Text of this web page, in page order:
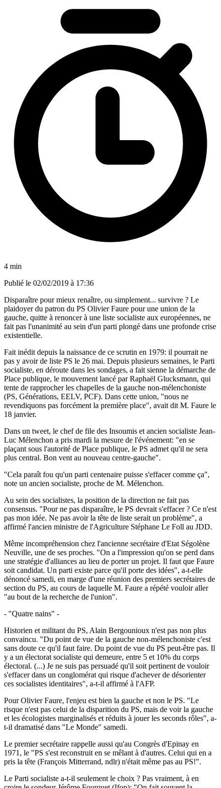
4 min
Publié le 02/02/2019 à 17:36
Disparaître pour mieux renaître, ou simplement... survivre ? Le
plaidoyer du patron du PS Olivier Faure pour une union de la
gauche, quitte à renoncer à une liste socialiste aux européennes, ne
fait pas l'unanimité au sein d'un parti plongé dans une profonde crise
existentielle.
Fait inédit depuis la naissance de ce scrutin en 1979: il pourrait ne
pas y avoir de liste PS le 26 mai. Depuis plusieurs semaines, le Parti
socialiste, en déroute dans les sondages, a fait sienne la démarche de
Place publique, le mouvement lancé par Raphaël Glucksmann, qui
tente de rapprocher les chapelles de la gauche non-mélenchoniste
(PS, Générations, EELV, PCF). Dans cette union, "nous ne
revendiquons pas forcément la première place", avait dit M. Faure le
18 janvier.
Dans un tweet, le chef de file des Insoumis et ancien socialiste Jean-
Luc Mélenchon a pris mardi la mesure de l'événement: "en se
plaçant sous l'autorité de Place publique, le PS admet qu'il ne sera
plus central. Bon vent au nouveau centre-gauche".
"Cela paraît fou qu'un parti centenaire puisse s'effacer comme ça",
note un ancien socialiste, proche de M. Mélenchon.
Au sein des socialistes, la position de la direction ne fait pas
consensus. "Pour ne pas disparaître, le PS devrait s'effacer ? Ce n'est
pas mon idée. Ne pas avoir la tête de liste serait un problème", a
affirmé l'ancien ministre de l'Agriculture Stéphane Le Foll au JDD.
Même incompréhension chez l'ancienne secrétaire d'Etat Ségolène
Neuville, une de ses proches. "On a l'impression qu'on se perd dans
une stratégie d'alliances au lieu de porter un projet. Il faut que Faure
soit candidat. Un parti existe parce qu'il porte des idées", a-t-elle
dénoncé samedi, en marge d'une réunion des premiers secrétaires de
section du PS, au cours de laquelle M. Faure a répété vouloir aller
"au bout de la recherche de l'union".
- "Quatre nains" -
Historien et militant du PS, Alain Bergounioux n'est pas non plus
convaincu. "Du point de vue de la gauche non-mélenchoniste c'est
sans doute ce qu'il faut faire. Du point de vue du PS peut-être pas. Il
y a un électorat socialiste qui demeure, entre 5 et 10% du corps
électoral. (...) Je ne suis pas persuadé qu'il soit pertinent de vouloir
s'effacer dans un conglomérat qui risque d'achever de désorienter
ces socialistes identitaires", a-t-il affirmé à l'AFP.
Pour Olivier Faure, l'enjeu est bien la gauche et non le PS. "Le
risque n'est pas celui de la disparition du PS, mais de voir la gauche
et les écologistes marginalisés et réduits à jouer les seconds rôles", a-
t-il dramatisé dans "Le Monde" samedi.
Le premier secrétaire rappelle aussi qu'au Congrès d'Epinay en
1971, le "PS s'est reconstruit en se mêlant à d'autres. Celui qui en a
pris la tête (François Mitterrand, ndlr) n'était même pas au PS!".
Le Parti socialiste a-t-il seulement le choix ? Pas vraiment, à en